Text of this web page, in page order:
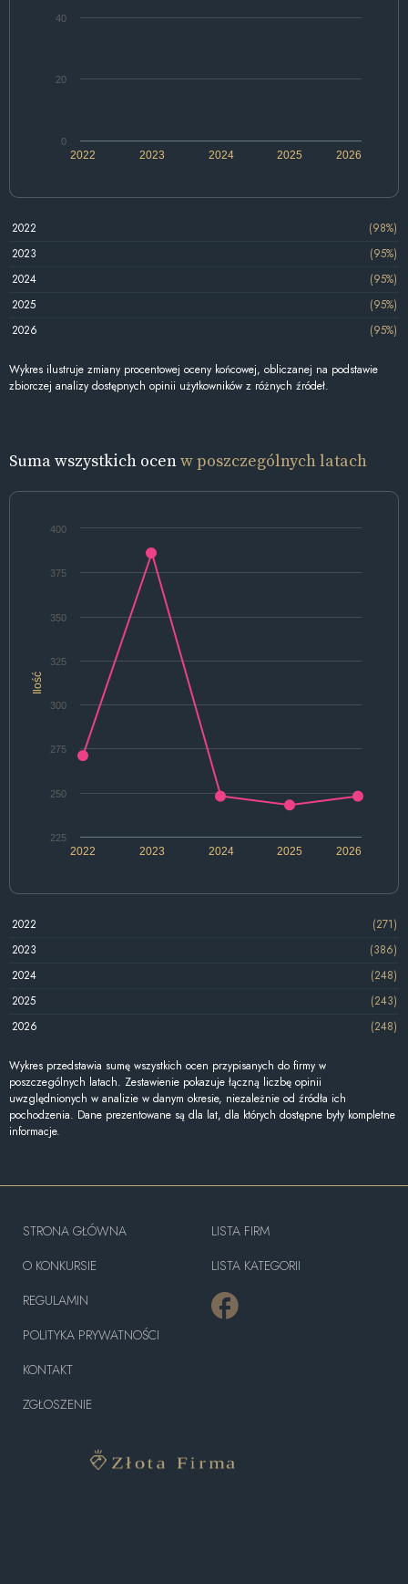
2022 2024 2026
2023 2025
0
20
40
2022
(98%)
2023
(95%)
2024
(95%)
2025
(95%)
2026
(95%)
Wykres ilustruje zmiany procentowej oceny końcowej, obliczanej na podstawie
zbiorczej analizy dostępnych opinii użytkowników z różnych źródeł.
Suma wszystkich ocenw poszczególnych latach
Ilość
2022 2024 2026
2023 2025
225
250
275
300
325
350
375
400
2022
(271)
2023
(386)
2024
(248)
2025
(243)
2026
(248)
Wykres przedstawia sumę wszystkich ocen przypisanych do firmy w
poszczególnych latach. Zestawienie pokazuje łączną liczbę opinii
uwzględnionych w analizie w danym okresie, niezależnie od źródła ich
pochodzenia. Dane prezentowane są dla lat, dla których dostępne były kompletne
informacje.
STRONA GŁÓWNA
O KONKURSIE
REGULAMIN
POLITYKA PRYWATNOŚCI
KONTAKT
ZGŁOSZENIE
LISTA FIRM
LISTA KATEGORII